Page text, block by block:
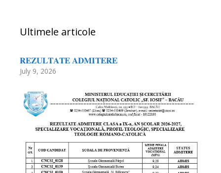
Ultimele articole
𝐑𝐄𝐙𝐔𝐋𝐓𝐀𝐓𝐄 𝐀𝐃𝐌𝐈𝐓𝐄𝐑𝐄
July 9, 2026